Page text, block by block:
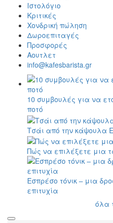
Ιστολόγιο
Κριτικές
Χονδρική πώληση
Δωροεπιταγές
Προσφορές
Αουτλετ
info@kafesbarista.gr
10 συμβουλές για να
ποτό
Τσάι από την κάψουλα
Πώς να επιλέξετε μια
Εσπρέσο τόνικ – μια
επιτυχία
όλα